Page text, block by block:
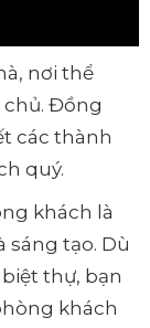
nơi thể
chủ. Đồng
các thành
quý.
khách là
sáng tạo. Dù
thự, bạn
khách